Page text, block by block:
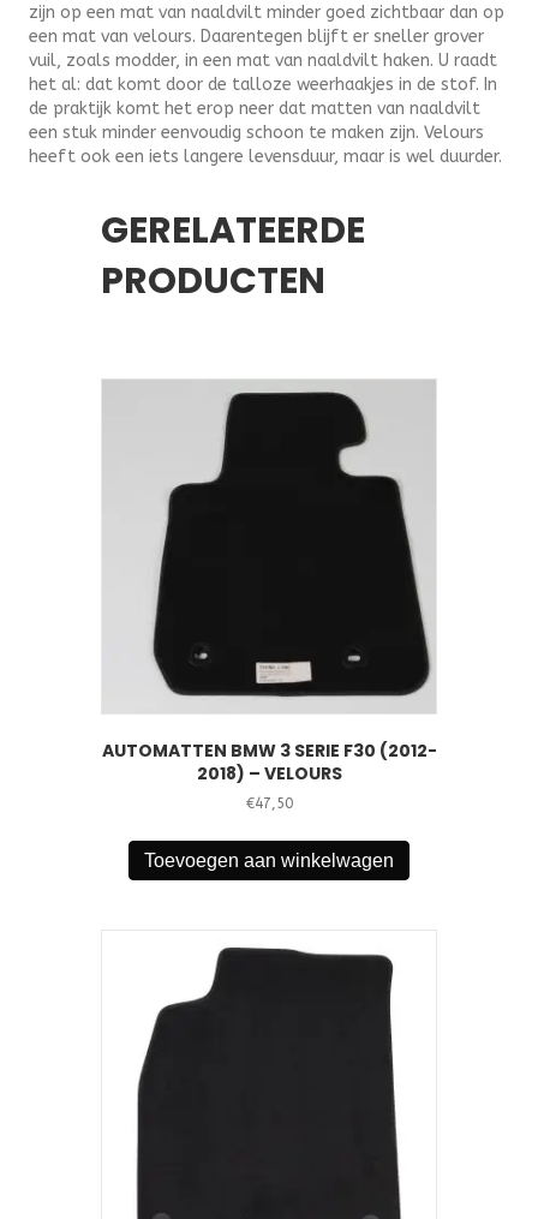
zijn op een mat van naaldvilt minder goed zichtbaar dan op
een mat van velours. Daarentegen blijft er sneller grover
vuil, zoals modder, in een mat van naaldvilt haken. U raadt
het al: dat komt door de talloze weerhaakjes in de stof. In
de praktijk komt het erop neer dat matten van naaldvilt
een stuk minder eenvoudig schoon te maken zijn. Velours
heeft ook een iets langere levensduur, maar is wel duurder.
GERELATEERDE
PRODUCTEN
AUTOMATTEN BMW 3 SERIE F30 (2012-
2018) – VELOURS
€47,50
Toevoegen aan winkelwagen